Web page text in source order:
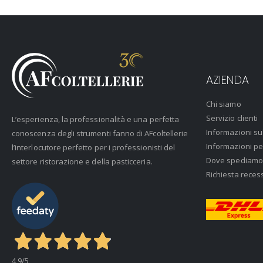
L’esperienza, la professionalità e una perfetta
conoscenza degli strumenti fanno di AFcoltellerie
l’interlocutore perfetto per i professionisti del
settore ristorazione e della pasticceria.
4,9/5
AZIENDA
Chi siamo
Servizio clienti
Informazioni
Informazioni
Dove spediamo
Richiesta